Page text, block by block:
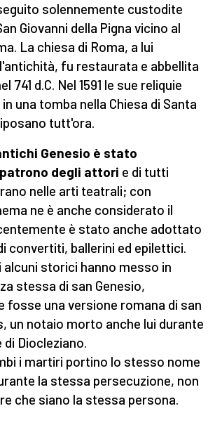
solennemente custodite
Giovanni della Pigna vicino al
La chiesa di Roma, a lui
fu restaurata e abbellita
741 d.C. Nel 1591 le sue reliquie
una tomba nella Chiesa di Santa
tutt'ora.
Genesio è stato
degli attori e di tutti
nelle arti teatrali; con
ne è anche considerato il
è stato anche adottato
convertiti, ballerini ed epilettici.
alcuni storici hanno messo in
stessa di san Genesio,
fosse una versione romana di san
un notaio morto anche lui durante
Diocleziano.
i martiri portino lo stesso nome
la stessa persecuzione, non
che siano la stessa persona.